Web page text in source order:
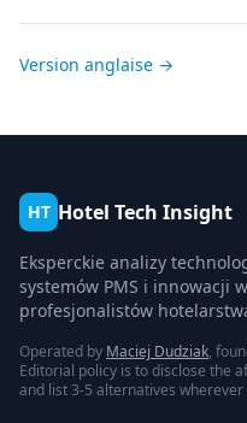
Version anglaise →
HT Hotel Tech Insight
Eksperckie analizy
systemów PMS i innowacji
profesjonalistów
Operated by Maciej Dudziak,
Editorial policy is to disclose the
and list 3-5 alternatives